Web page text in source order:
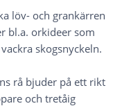
löv- och grankärren
bl.a. orkideer som
skogsnyckeln.
rå bjuder på ett rikt
och tretåig